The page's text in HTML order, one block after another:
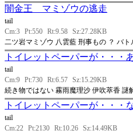
闇金王 マミゾウの逃走
tail
Cm:3 Pt:550 Rt:9.58 Sz:27.28KB
二ツ岩マミゾウ 八雲藍 刑事もの ？ バト
トイレットペーパーが・・・
tail
Cm:9 Pt:730 Rt:6.57 Sz:15.29KB
続き物ではない 霧雨魔理沙 伊吹萃香 謎
トイレットペーパーが・・・
tail
Cm:22 Pt:2130 Rt:10.26 Sz:14.49KB